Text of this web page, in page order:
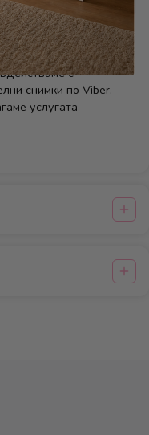
сглобяване към
и при неяснота
с
снимки по Viber.
услугата